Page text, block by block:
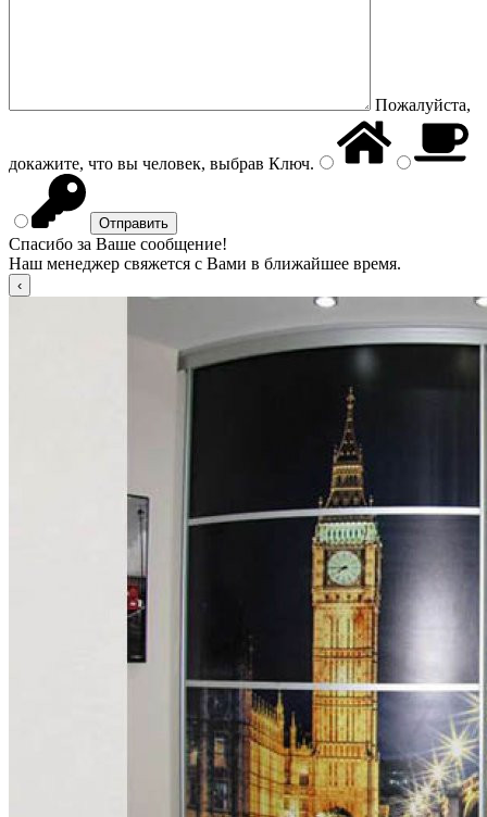
Пожалуйста,
докажите, что вы человек, выбрав Ключ.
Спасибо за Ваше сообщение!
Наш менеджер свяжется с Вами в ближайшее время.